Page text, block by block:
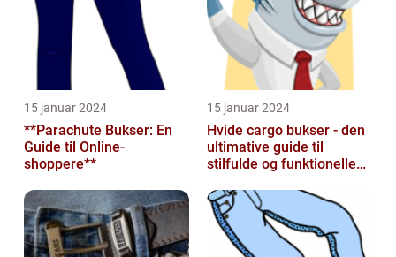
15 januar 2024
**Parachute Bukser: En
Guide til Online-
shoppere**
15 januar 2024
Hvide cargo bukser - den
ultimative guide til
stilfulde og funktionelle